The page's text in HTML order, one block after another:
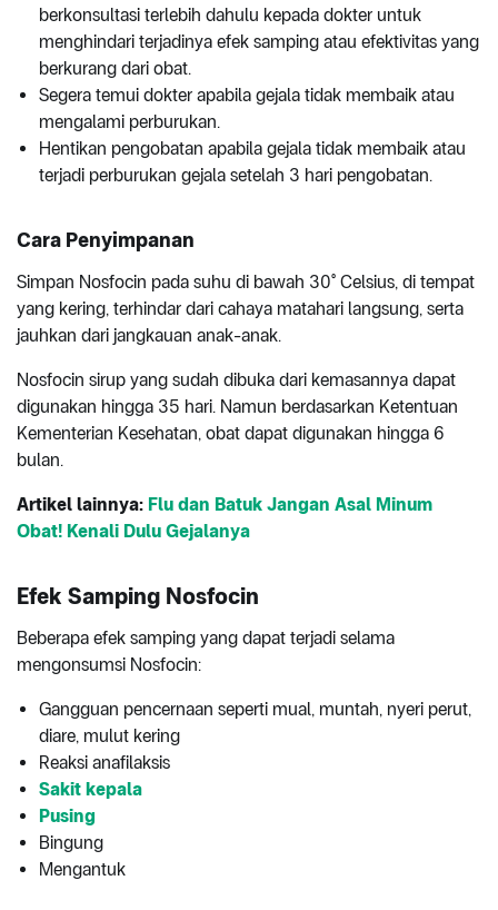
berkonsultasi terlebih dahulu kepada dokter untuk
menghindari terjadinya efek samping atau efektivitas yang
berkurang dari obat.
Segera temui dokter apabila gejala tidak membaik atau
mengalami perburukan.
Hentikan pengobatan apabila gejala tidak membaik atau
terjadi perburukan gejala setelah 3 hari pengobatan.
Cara Penyimpanan
Simpan Nosfocin pada suhu di bawah 30° Celsius, di tempat
yang kering, terhindar dari cahaya matahari langsung, serta
jauhkan dari jangkauan anak-anak.
Nosfocin sirup yang sudah dibuka dari kemasannya dapat
digunakan hingga 35 hari. Namun berdasarkan Ketentuan
Kementerian Kesehatan, obat dapat digunakan hingga 6
bulan.
Artikel lainnya: Flu dan Batuk Jangan Asal Minum
Obat! Kenali Dulu Gejalanya
Efek Samping Nosfocin
Beberapa efek samping yang dapat terjadi selama
mengonsumsi Nosfocin:
Gangguan pencernaan seperti mual, muntah, nyeri perut,
diare, mulut kering
Reaksi anafilaksis
Sakit kepala
Pusing
Bingung
Mengantuk